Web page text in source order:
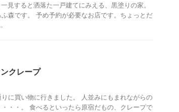
見すると洒落た一戸建てにみえる、黒塗りの家。
森です。 予め予約が必要なお店です。ちょっとだ
クレープ
に買い物に行きました。 人並みにもまれながらの
・・。 食べるといったら原宿だもの、クレープで